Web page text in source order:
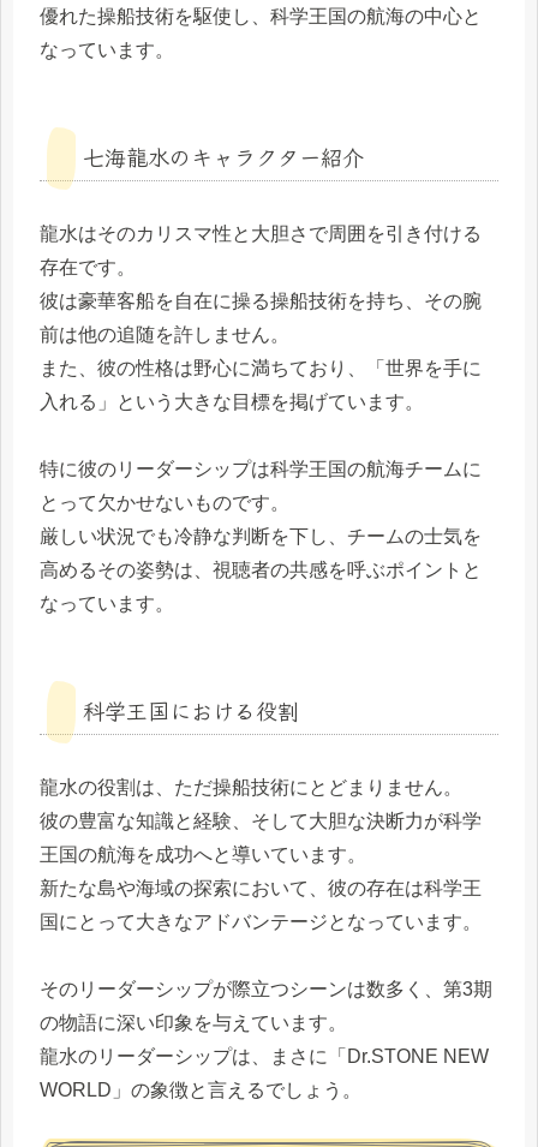
優れた操船技術を駆使し、科学王国の航海の中心と
なっています。
七海龍水のキャラクター紹介
龍水はそのカリスマ性と大胆さで周囲を引き付ける
存在です。
彼は豪華客船を自在に操る操船技術を持ち、その腕
前は他の追随を許しません。
また、彼の性格は野心に満ちており、「世界を手に
入れる」という大きな目標を掲げています。
特に彼のリーダーシップは科学王国の航海チームに
とって欠かせないものです。
厳しい状況でも冷静な判断を下し、チームの士気を
高めるその姿勢は、視聴者の共感を呼ぶポイントと
なっています。
科学王国における役割
龍水の役割は、ただ操船技術にとどまりません。
彼の豊富な知識と経験、そして大胆な決断力が科学
王国の航海を成功へと導いています。
新たな島や海域の探索において、彼の存在は科学王
国にとって大きなアドバンテージとなっています。
そのリーダーシップが際立つシーンは数多く、第3期
の物語に深い印象を与えています。
龍水のリーダーシップは、まさに「Dr.STONE NEW
WORLD」の象徴と言えるでしょう。